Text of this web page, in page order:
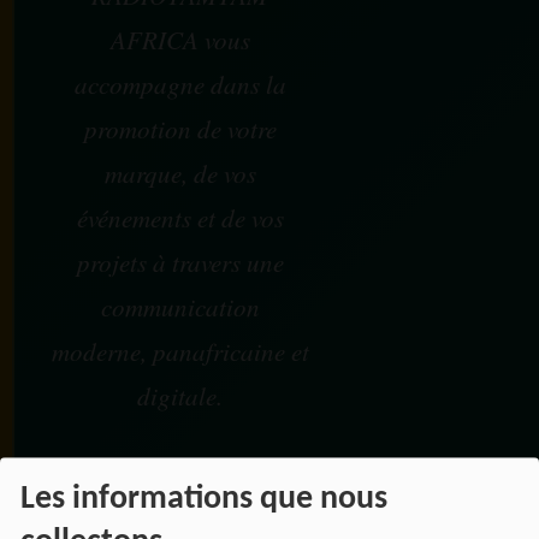
Les informations que nous
AFRICA vous
accompagne dans la
promotion de votre
marque, de vos
événements et de vos
projets à travers une
communication
moderne, panafricaine et
digitale.
NOS OFFRES